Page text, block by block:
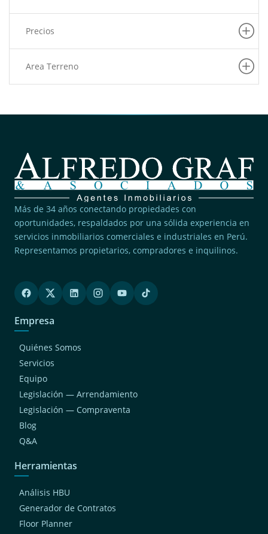
Precios
Area Terreno
Más de 34 años conectando propiedades con
oportunidades, respaldados por una sólida experiencia en
servicios inmobiliarios comerciales e industriales en Perú.
Representamos propietarios, compradores e inquilinos.
Empresa
Quiénes Somos
Servicios
Equipo
Legislación — Arrendamiento
Legislación — Compraventa
Blog
Q&A
Herramientas
Análisis HBU
Generador de Contratos
Floor Planner